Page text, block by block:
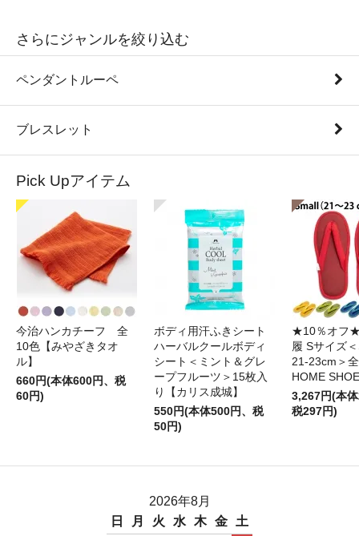
さらにジャンルを絞り込む
ペンダントルーペ
ブレスレット
Pick Upアイテム
今治ハンカチーフ 全
10色【みやざきタオ
ル】
660円(本体600円、税
60円)
ボディ用汗ふきシート
ハーバルクールボディ
シート＜ミント＆グレ
ープフルーツ＞15枚入
り【カリス成城】
550円(本体500円、税
50円)
★10％オフ
履 Sサイズ
21-23cm＞
HOME
3,267円(本
税297円)
2026年8月
日
月 火 水 木 金
土